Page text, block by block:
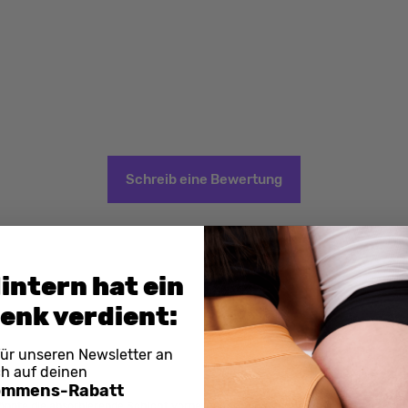
Schreib eine Bewertung
hat ein
verdient:
unseren Newsletter an
auf deinen
Rabatt